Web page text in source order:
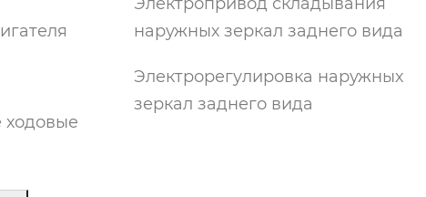
наружных зеркал заднего вида
Электрорегулировка наружных
зеркал заднего вида